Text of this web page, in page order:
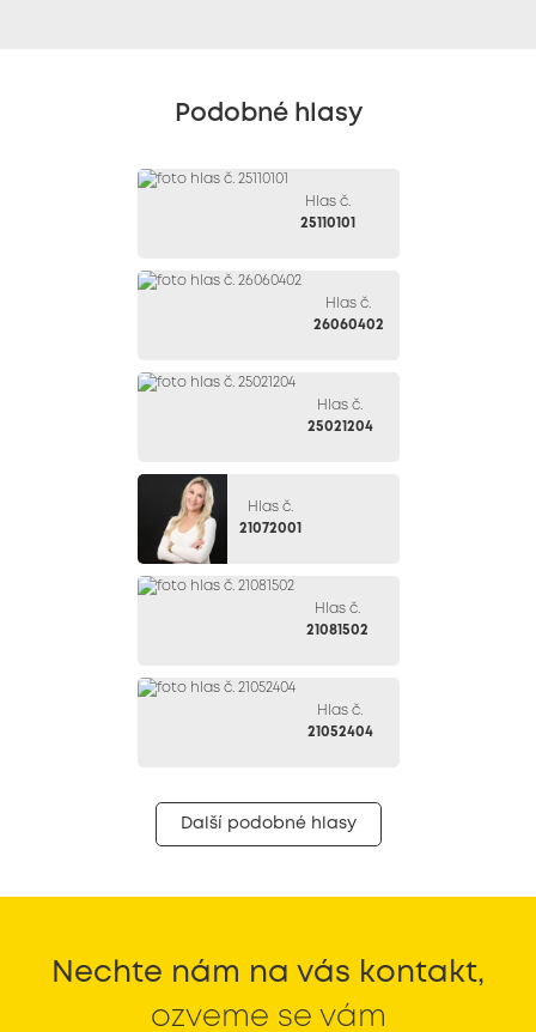
Podobné hlasy
Hlas č.
25110101
Hlas č.
26060402
Hlas č.
25021204
Hlas č.
21072001
Hlas č.
21081502
Hlas č.
21052404
Další podobné hlasy
Nechte nám na vás kontakt,
ozveme se vám